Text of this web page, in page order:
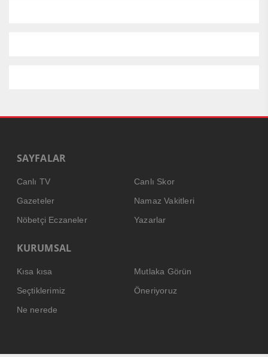
SAYFALAR
Canlı TV
Canlı Skor
Gazeteler
Namaz Vakitleri
Nöbetçi Eczaneler
Yazarlar
KURUMSAL
Kısa kısa
Mutlaka Görün
Seçtiklerimiz
Öneriyoruz
Ne nerede